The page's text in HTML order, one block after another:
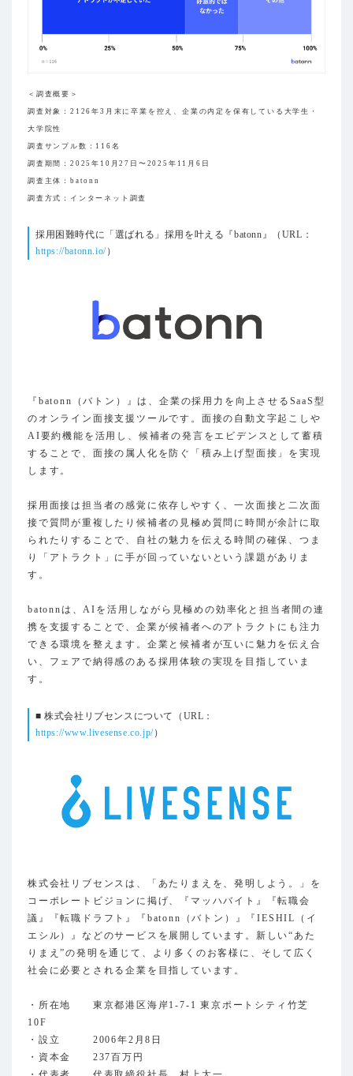
＜調査概要＞
調査対象：2126年3月末に卒業を控え、企業の内定を保有している大学生・
大学院性
調査サンプル数：116名
調査期間：2025年10月27日〜2025年11月6日
調査主体：batonn
調査方式：インターネット調査
採用困難時代に「選ばれる」採用を叶える『batonn』（URL：
https://batonn.io/）
『batonn（バトン）』は、企業の採用力を向上させるSaaS型
のオンライン面接支援ツールです。面接の自動文字起こしや
AI要約機能を活用し、候補者の発言をエビデンスとして蓄積
することで、面接の属人化を防ぐ「積み上げ型面接」を実現
します。
採用面接は担当者の感覚に依存しやすく、一次面接と二次面
接で質問が重複したり候補者の見極め質問に時間が余計に取
られたりすることで、自社の魅力を伝える時間の確保、つま
り「アトラクト」に手が回っていないという課題がありま
す。
batonnは、AIを活用しながら見極めの効率化と担当者間の連
携を支援することで、企業が候補者へのアトラクトにも注力
できる環境を整えます。企業と候補者が互いに魅力を伝え合
い、フェアで納得感のある採用体験の実現を目指していま
す。
■ 株式会社リブセンスについて（URL：
https://www.livesense.co.jp/）
株式会社リブセンスは、「あたりまえを、発明しよう。」を
コーポレートビジョンに掲げ、『マッハバイト』『転職会
議』『転職ドラフト』『batonn（バトン）』『IESHIL（イ
エシル）』などのサービスを展開しています。新しい“あた
りまえ”の発明を通じて、より多くのお客様に、そして広く
社会に必要とされる企業を目指しています。
・所在地 東京都港区海岸1-7-1 東京ポートシティ竹芝
10F
・設立 2006年2月8日
・資本金 237百万円